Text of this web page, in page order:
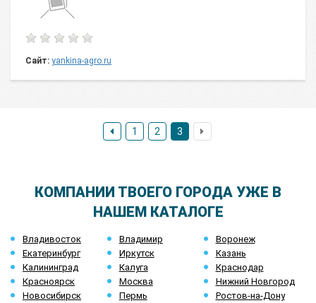
Сайт: yankina-agro.ru
1 2 3
КОМПАНИИ ТВОЕГО ГОРОДА УЖЕ В
НАШЕМ КАТАЛОГЕ
Владивосток Владимир
Воронеж
Екатеринбург
Иркутск
Казань
Калининград
Калуга
Краснодар
Красноярск
Москва
Нижний Новгород
Новосибирск
Пермь
Ростов-на-Дону